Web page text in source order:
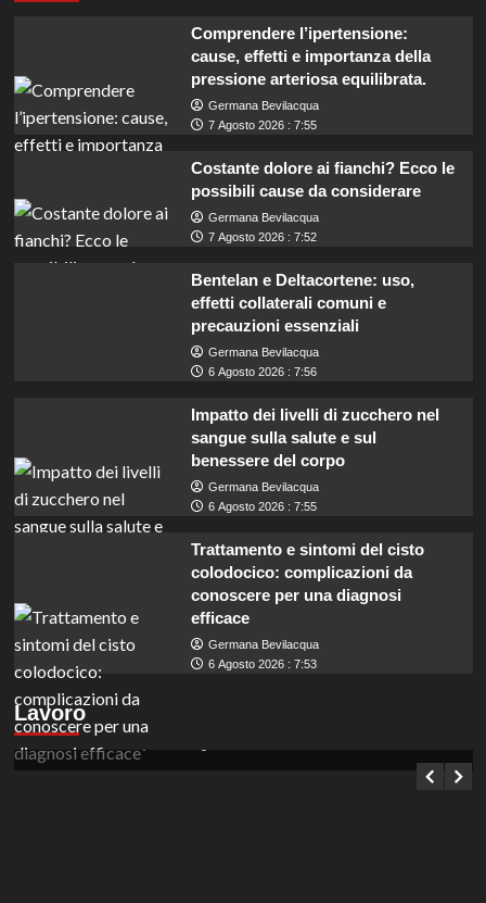
Comprendere l’ipertensione:
cause, effetti e importanza della
pressione arteriosa equilibrata.
Germana Bevilacqua
7 Agosto 2026 : 7:55
Costante dolore ai fianchi? Ecco le
possibili cause da considerare
Germana Bevilacqua
7 Agosto 2026 : 7:52
Bentelan e Deltacortene: uso,
effetti collaterali comuni e
precauzioni essenziali
Germana Bevilacqua
6 Agosto 2026 : 7:56
Impatto dei livelli di zucchero nel
sangue sulla salute e sul
benessere del corpo
Germana Bevilacqua
6 Agosto 2026 : 7:55
Trattamento e sintomi del cisto
colodocico: complicazioni da
conoscere per una diagnosi
efficace
Germana Bevilacqua
6 Agosto 2026 : 7:53
Lavoro
Concorso per assistenti amministrativi a
Enna: opportunità per diplomati in Sicilia.